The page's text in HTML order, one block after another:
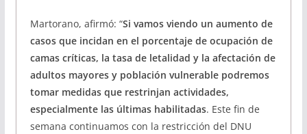
Martorano, afirmó: “Si vamos viendo un aumento de
casos que incidan en el porcentaje de ocupación de
camas críticas, la tasa de letalidad y la afectación de
adultos mayores y población vulnerable podremos
tomar medidas que restrinjan actividades,
especialmente las últimas habilitadas. Este fin de
semana continuamos con la restricción del DNU